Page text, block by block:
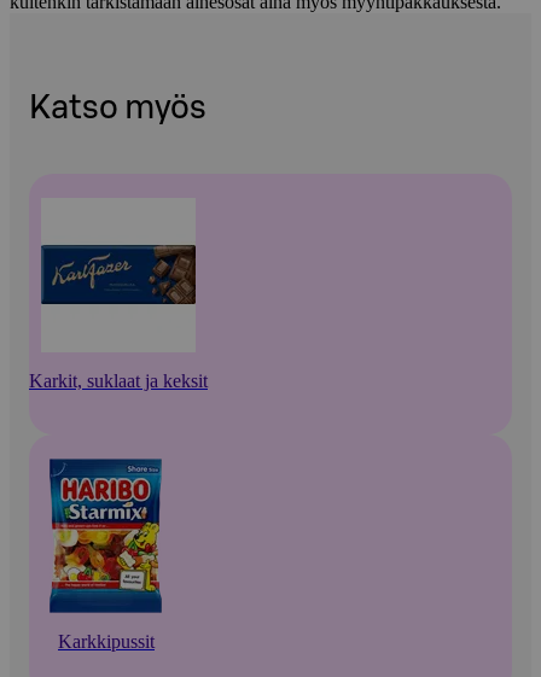
Katso myös
Karkit, suklaat ja keksit
Karkkipussit